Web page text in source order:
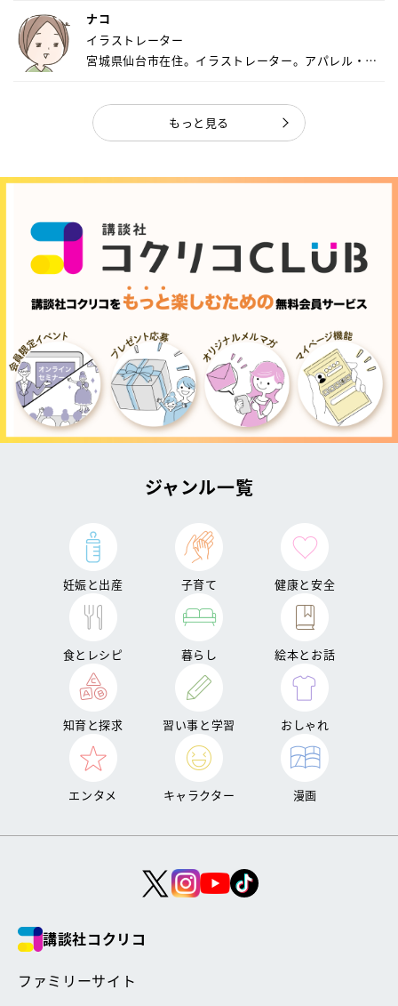
ナコ
イラストレーター
宮城県仙台市在住。イラストレーター。アパレル・キ
もっと見る
ジャンル一覧
妊娠と出産 子育て 健康と安全
食とレシピ 暮らし 絵本とお話
知育と探求 習い事と学習 おしゃれ
エンタメ キャラクター 漫画
講談社コクリコ
ファミリーサイト